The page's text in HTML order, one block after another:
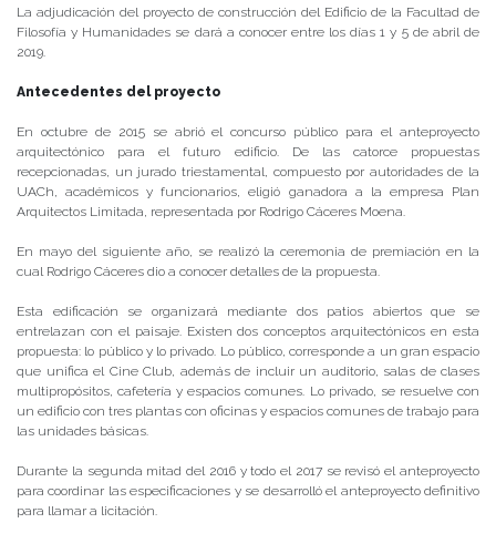
La adjudicación del proyecto de construcción del Edificio de la Facultad de
Filosofía y Humanidades se dará a conocer entre los días 1 y 5 de abril de
2019.
Antecedentes del proyecto
En octubre de 2015 se abrió el concurso público para el anteproyecto
arquitectónico para el futuro edificio. De las catorce propuestas
recepcionadas, un jurado triestamental, compuesto por autoridades de la
UACh, académicos y funcionarios, eligió ganadora a la empresa Plan
Arquitectos Limitada, representada por Rodrigo Cáceres Moena.
En mayo del siguiente año, se realizó la ceremonia de premiación en la
cual Rodrigo Cáceres dio a conocer detalles de la propuesta.
Esta edificación se organizará mediante dos patios abiertos que se
entrelazan con el paisaje. Existen dos conceptos arquitectónicos en esta
propuesta: lo público y lo privado. Lo público, corresponde a un gran espacio
que unifica el Cine Club, además de incluir un auditorio, salas de clases
multipropósitos, cafetería y espacios comunes. Lo privado, se resuelve con
un edificio con tres plantas con oficinas y espacios comunes de trabajo para
las unidades básicas.
Durante la segunda mitad del 2016 y todo el 2017 se revisó el anteproyecto
para coordinar las especificaciones y se desarrolló el anteproyecto definitivo
para llamar a licitación.